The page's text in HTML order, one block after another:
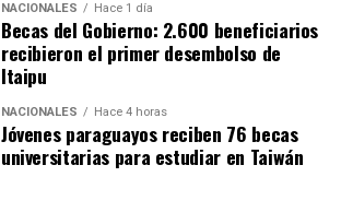
NACIONALES Hace 1 día
Becas del Gobierno: 2.600 beneficiarios
recibieron el primer desembolso de
Itaipu
NACIONALES Hace 4 horas
Jóvenes paraguayos reciben 76 becas
universitarias para estudiar en Taiwán